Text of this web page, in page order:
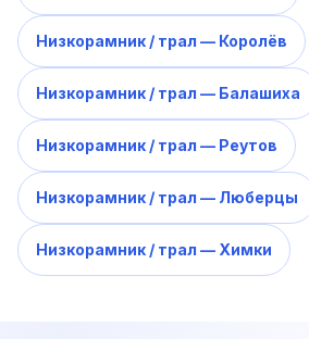
Низкорамник / трал — Королёв
Низкорамник / трал — Балашиха
Низкорамник / трал — Реутов
Низкорамник / трал — Люберцы
Низкорамник / трал — Химки